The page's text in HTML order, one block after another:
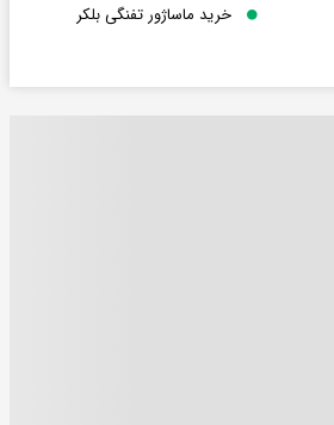
خرید ماساژور تفنگی بلکر